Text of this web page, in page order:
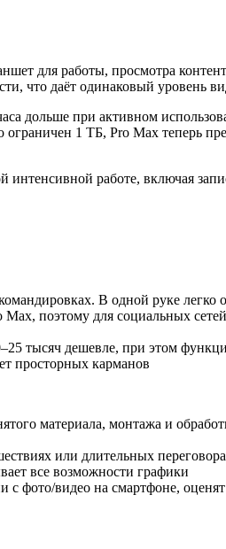
для работы, просмотра
что даёт одинаковый уровень
дольше при активном
1 ТБ, Pro Max теперь
работе, включая
В одной руке легко
поэтому для социальных
тысяч дешевле, при этом
просторных карманов
материала, монтажа и
или длительных
все возможности графики
фото/видео на смартфоне,